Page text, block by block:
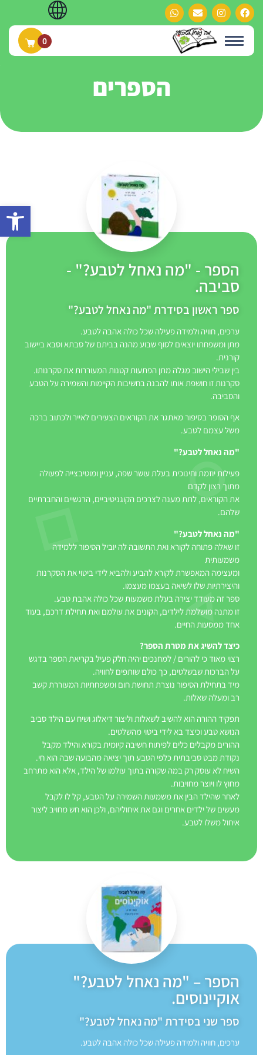
0
הספרים
הספר - "מה נאחל לטבע?" -
סביבה.
ספר ראשון בסידרת "מה נאחל לטבע?"
ערכים, חוויה ולמידה פעילה שכל כולה אהבה לטבע.
מתן ומשפחתו יוצאים לסוף שבוע מהנה בביתם של סבתא וסבא ביישוב
קורנית.
בין שבילי הישוב מגלה מתן הפתעות קטנות המעוררות את סקרנותו.
סקרנות זו חושפת אותו להבנה בחשיבות הקיימות והשמירה על הטבע
והסביבה.
אף הסופר בסיפור מאתגר את הקוראים הצעירים לאייר ולכתוב ברכה
משל עצמם לטבע.
"מה נאחל לטבע?"
פעילות יוזמת וחינוכית בעלת עושר שפה, עניין ומוטיבצייה לפעולה
מתוך רצון לקדם
את הקוראים, לתת מענה לצרכים הקוגניטיביים, הרגשיים והחברתיים
שלהם.
"מה נאחל לטבע?"
זו שאלה פתוחה לקורא ואת התשובה לה יוביל הסיפור ללמידה
משמעותית
ומעצימה המאפשרת לקורא להביע ולהביא לידי ביטוי את הסקרנות
והיצירתיות שלו לשיאה בעצמו מעצמו.
ספר זה מעודד יצירה בעלת משמעות שכל כולה אהבת טבע.
זו מתנה מושלמת לילדים, הקונים את עולמם ואת תחילת דרכם, בעוד
אחד ממסעות החיים.
כיצד להשיג את מטרת הספר?
רצוי מאוד כי להורים / למחנכים יהיה חלק פעיל בקריאת הספר בדגש
על הברכות שבשלטים, כך כולם שותפים לחוויה.
מיד בתחילת הסיפור נוצרת תחושת חום ומשפחתיות המעוררת קשב
רב ומעלה שאלות.
תפקיד ההורה הוא להשיב לשאלות וליצור דיאלוג ושיח עם הילד סביב
הנושא טבע וכיצד בא לידי ביטוי מהשלטים.
ההורים מקבלים כלים לפיתוח חשיבה קיומית בקורא והילד מקבל
נקודת מבט סביבתית כלפי הטבע תוך יציאה מהבועה שבה הוא חי.
השיח לא עוסק רק במה שקורה בתוך עולמו של הילד, אלא הוא מתרחב
מחוץ לו ויוצר מחויבות.
לאחר שהילד הבין את משמעות השמירה על הטבע, קל לו לקבל
מעשים של ילדים אחרים וגם את איחוליהם, ולכן הוא חש מחויב ליצור
איחול משלו לטבע.
הספר – "מה נאחל לטבע?"
אוקיינוסים.
ספר שני בסידרת "מה נאחל לטבע?"
ערכים, חוויה ולמידה פעילה שכל כולה אהבה לטבע.